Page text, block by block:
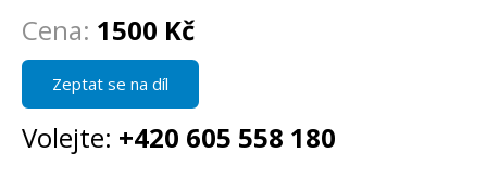
Cena: 1500 Kč
Zeptat se na díl
Volejte: +420 605 558 180